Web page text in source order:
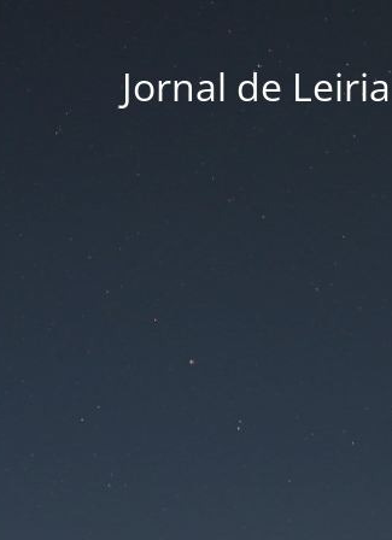
Jornal de Leiria